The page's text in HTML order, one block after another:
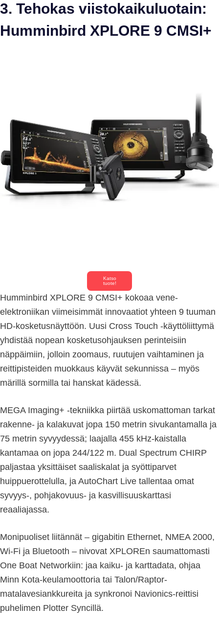
3. Tehokas viistokaikuluotain:
Humminbird XPLORE 9 CMSI+
Katso
tuote!
Humminbird XPLORE 9 CMSI+ kokoaa vene-
elektroniikan viimeisimmät innovaatiot yhteen 9 tuuman
HD-kosketusnäyttöön. Uusi Cross Touch -käyttöliittymä
yhdistää nopean kosketusohjauksen perinteisiin
näppäimiin, jolloin zoomaus, ruutujen vaihtaminen ja
reittipisteiden muokkaus käyvät sekunnissa – myös
märillä sormilla tai hanskat kädessä.
MEGA Imaging+ -tekniikka piirtää uskomattoman tarkat
rakenne- ja kalakuvat jopa 150 metrin sivukantamalla ja
75 metrin syvyydessä; laajalla 455 kHz-kaistalla
kantamaa on jopa 244/122 m. Dual Spectrum CHIRP
paljastaa yksittäiset saaliskalat ja syöttiparvet
huippuerottelulla, ja AutoChart Live tallentaa omat
syvyys-, pohjakovuus- ja kasvillisuuskarttasi
reaaliajassa.
Monipuoliset liitännät – gigabitin Ethernet, NMEA 2000,
Wi-Fi ja Bluetooth – nivovat XPLOREn saumattomasti
One Boat Networkiin: jaa kaiku- ja karttadata, ohjaa
Minn Kota-keulamoottoria tai Talon/Raptor-
matalavesiankkureita ja synkronoi Navionics-reittisi
puhelimen Plotter Syncillä.